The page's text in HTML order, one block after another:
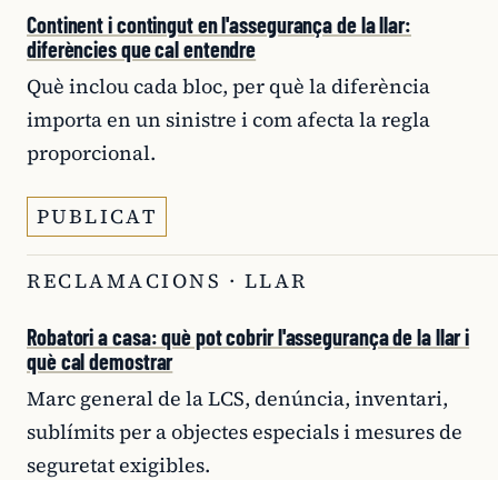
Continent i contingut en l'assegurança de la llar:
diferències que cal entendre
Què inclou cada bloc, per què la diferència
importa en un sinistre i com afecta la regla
proporcional.
PUBLICAT
RECLAMACIONS · LLAR
Robatori a casa: què pot cobrir l'assegurança de la llar i
què cal demostrar
Marc general de la LCS, denúncia, inventari,
sublímits per a objectes especials i mesures de
seguretat exigibles.